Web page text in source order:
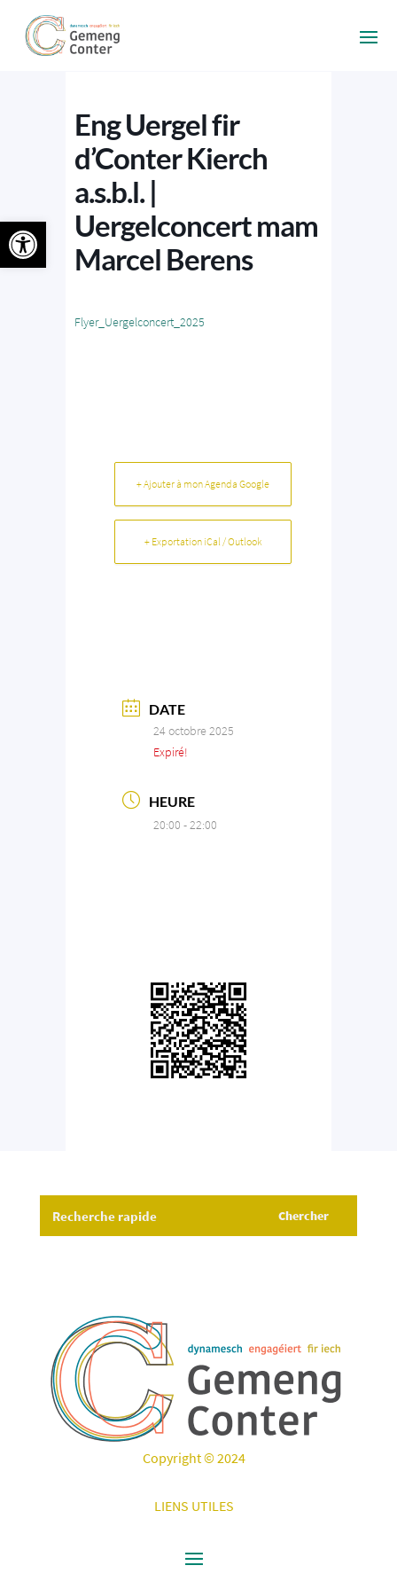
Eng Uergel fir
d’Conter Kierch
a.s.b.l. |
Uergelconcert mam
Marcel Berens
Flyer_Uergelconcert_2025
+ Ajouter à mon Agenda Google
+ Exportation iCal / Outlook
DATE
24 octobre 2025
Expiré!
HEURE
20:00 - 22:00
Copyright © 2024
LIENS UTILES
Ouvrir la barre d’outils